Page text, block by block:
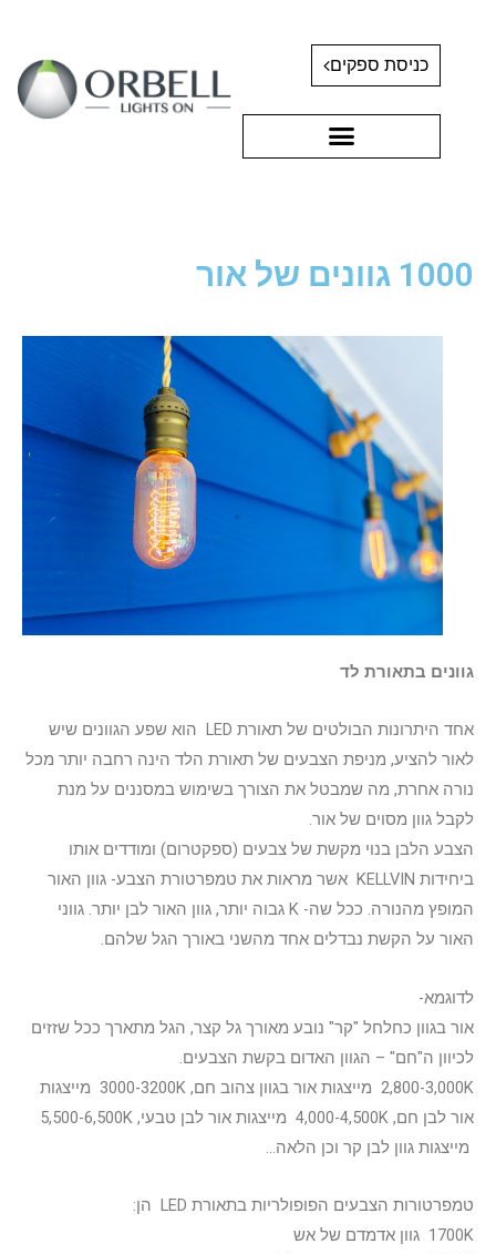
כניסת ספקים
1000 גוונים של אור
גוונים בתאורת לד
אחד היתרונות הבולטים של תאורת LED הוא שפע הגוונים שיש
לאור להציע, מניפת הצבעים של תאורת הלד הינה רחבה יותר מכל
נורה אחרת, מה שמבטל את הצורך בשימוש במסננים על מנת
לקבל גוון מסוים של אור.
הצבע הלבן בנוי מקשת של צבעים (ספקטרום) ומודדים אותו
ביחידות KELLVIN אשר מראות את טמפרטורת הצבע- גוון האור
המופץ מהנורה. ככל שה- K גבוה יותר, גוון האור לבן יותר. גווני
האור על הקשת נבדלים אחד מהשני באורך הגל שלהם.
לדוגמא-
אור בגוון כחלחל "קר" נובע מאורך גל קצר, הגל מתארך ככל שזזים
לכיוון ה"חם" – הגוון האדום בקשת הצבעים.
2,800-3,000K מייצגות אור בגוון צהוב חם, 3000-3200K מייצגות
אור לבן חם, 4,000-4,500K מייצגות אור לבן טבעי, 5,500-6,500K
מייצגות גוון לבן קר וכן הלאה…
טמפרטורות הצבעים הפופולריות בתאורת LED הן:
1700K גוון אדמדם של אש